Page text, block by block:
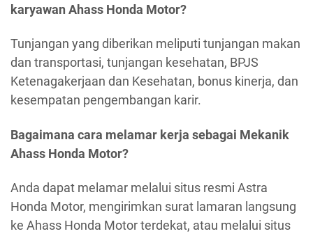
karyawan Ahass Honda Motor?
Tunjangan yang diberikan meliputi tunjangan makan
dan transportasi, tunjangan kesehatan, BPJS
Ketenagakerjaan dan Kesehatan, bonus kinerja, dan
kesempatan pengembangan karir.
Bagaimana cara melamar kerja sebagai Mekanik
Ahass Honda Motor?
Anda dapat melamar melalui situs resmi Astra
Honda Motor, mengirimkan surat lamaran langsung
ke Ahass Honda Motor terdekat, atau melalui situs